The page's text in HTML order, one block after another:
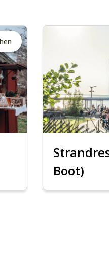
Boot)